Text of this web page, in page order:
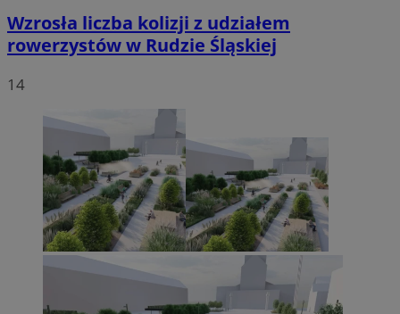
Wzrosła liczba kolizji z udziałem
rowerzystów w Rudzie Śląskiej
14